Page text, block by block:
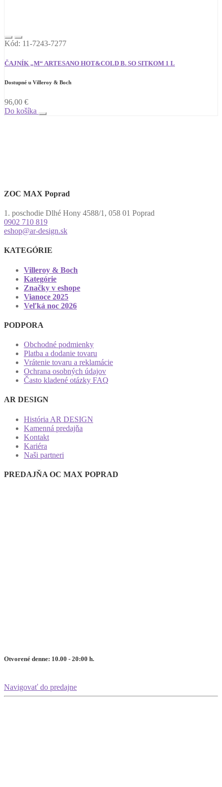
Kód: 11-7243-7277
ČAJNÍK „M“ ARTESANO HOT&COLD B. SO SITKOM 1 L
Dostupné u Villeroy & Boch
96,00 €
Do košíka
ZOC MAX Poprad
1. poschodie Dlhé Hony 4588/1, 058 01 Poprad
0902 710 819
eshop@ar-design.sk
KATEGÓRIE
Villeroy & Boch
Kategórie
Značky v eshope
Vianoce 2025
Veľká noc 2026
PODPORA
Obchodné podmienky
Platba a dodanie tovaru
Vrátenie tovaru a reklamácie
Ochrana osobných údajov
Často kladené otázky FAQ
AR DESIGN
História AR DESIGN
Kamenná predajňa
Kontakt
Kariéra
Naši partneri
PREDAJŇA OC MAX POPRAD
Otvorené denne: 10.00 - 20:00 h.
Navigovať do predajne